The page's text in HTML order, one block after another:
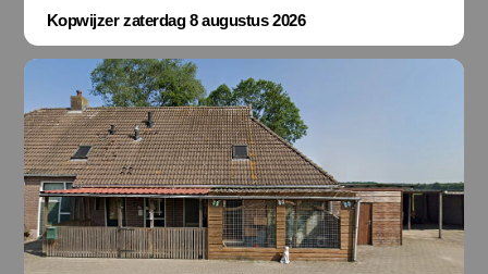
Kopwijzer zaterdag 8 augustus 2026